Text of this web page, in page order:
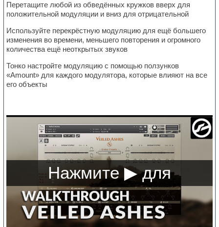
Перетащите любой из обведённых кружков вверх для
положительной модуляции и вниз для отрицательной
Используйте перекрёстную модуляцию для ещё большего
изменения во времени, меньшего повторения и огромного
количества ещё неоткрытых звуков
Тонко настройте модуляцию с помощью ползунков
«Amount» для каждого модулятора, которые влияют на все
его объекты